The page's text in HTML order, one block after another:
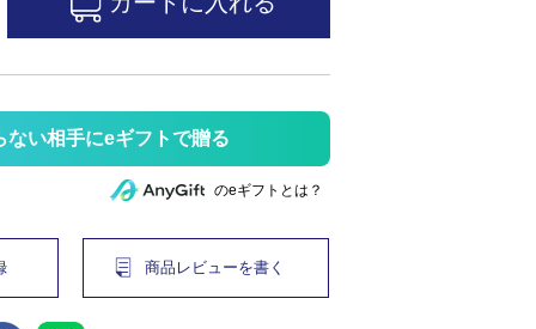
ない相手にeギフトで贈る
のeギフトとは？
商品レビューを書く